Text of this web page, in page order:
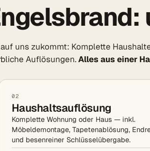
uns zukommt: Komplette
Auflösungen.Alles aus einer
02
Haushaltsauflösung
Komplette Wohnung oder Haus — inkl.
Möbeldemontage, Tapetenablösung,
und besenreiner Schlüsselübergabe.